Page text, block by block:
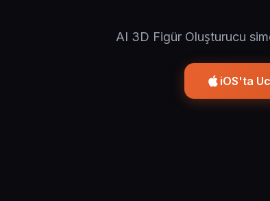
AI 3D Figür Oluşturucu
iOS'ta